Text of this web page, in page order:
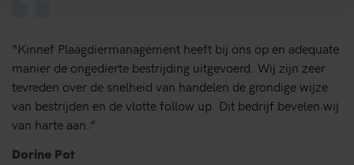
“Kinnef Plaagdiermanagement heeft bij ons op en adequate
manier de ongedierte bestrijding uitgevoerd. Wij zijn zeer
tevreden over de snelheid van handelen de grondige wijze
van bestrijden en de vlotte follow up. Dit bedrijf bevelen wij
van harte aan.”
Dorine Pot